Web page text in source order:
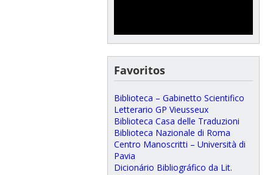
Favoritos
Biblioteca – Gabinetto Scientifico
Letterario GP Vieusseux
Biblioteca Casa delle Traduzioni
Biblioteca Nazionale di Roma
Centro Manoscritti – Università di
Pavia
Dicionário Bibliográfico da Lit.